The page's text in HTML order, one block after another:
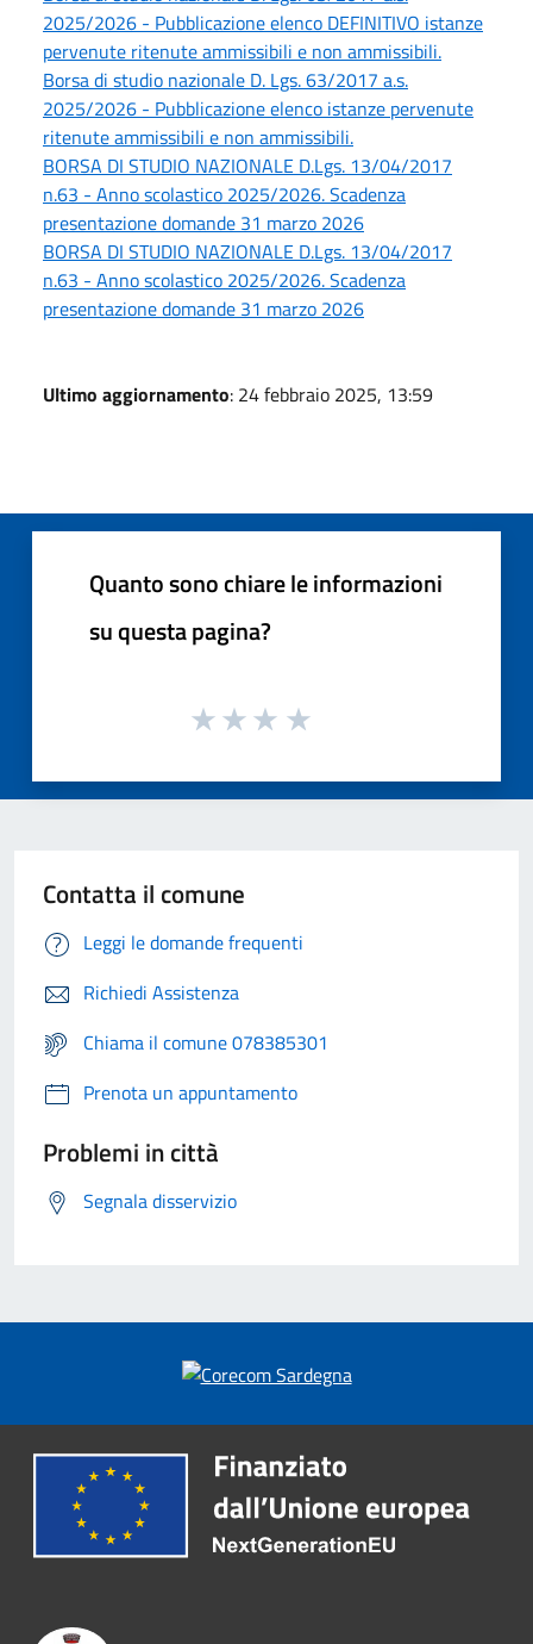
2025/2026 - Pubblicazione elenco DEFINITIVO istanze
pervenute ritenute ammissibili e non ammissibili.
Borsa di studio nazionale D. Lgs. 63/2017 a.s.
2025/2026 - Pubblicazione elenco istanze pervenute
ritenute ammissibili e non ammissibili.
BORSA DI STUDIO NAZIONALE D.Lgs. 13/04/2017
n.63 - Anno scolastico 2025/2026. Scadenza
presentazione domande 31 marzo 2026
BORSA DI STUDIO NAZIONALE D.Lgs. 13/04/2017
n.63 - Anno scolastico 2025/2026. Scadenza
presentazione domande 31 marzo 2026
Ultimo aggiornamento: 24 febbraio 2025, 13:59
Quanto sono chiare le informazioni
su questa pagina?
Contatta il comune
Leggi le domande frequenti
Richiedi Assistenza
Chiama il comune 078385301
Prenota un appuntamento
Problemi in città
Segnala disservizio